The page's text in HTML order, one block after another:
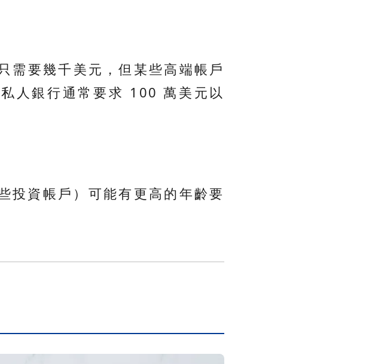
需要幾千美元，但某些高端帳戶
人銀行通常要求 100 萬美元以
投資帳戶）可能有更高的年齡要